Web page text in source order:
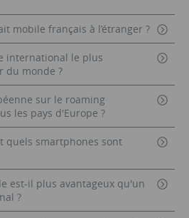
mobile français à l’étranger ?
international le plus
du monde ?
sur le roaming
les pays d'Europe ?
quels smartphones sont
est-il plus avantageux qu'un
?